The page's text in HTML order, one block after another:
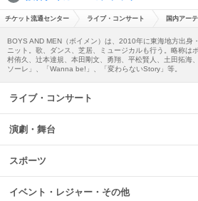
チケット流通センター ライブ・コンサート 国内アー
BOYS AND MEN（ボイメン）は、2010年に東海地方出身
ニット。歌、ダンス、芝居、ミュージカルも行う。略称は
村侑久、辻本達規、本田剛文、勇翔、平松賢人、土田拓海
ソーレ」、「Wanna be!」、「変わらないStory」等。
ライブ・コンサート
演劇・舞台
スポーツ
イベント・レジャー・その他